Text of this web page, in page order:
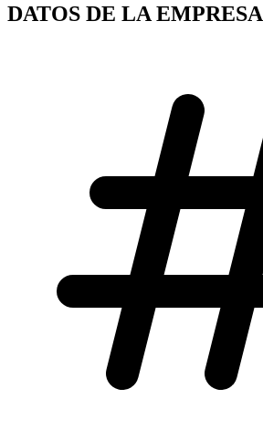
DATOS DE LA EMPRESA